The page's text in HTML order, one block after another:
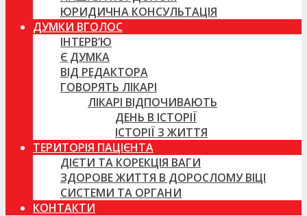
ЮРИДИЧНА КОНСУЛЬТАЦІЯ
ДУМКИ ВГОЛОС
ІНТЕРВ’Ю
Є ДУМКА
ВІД РЕДАКТОРА
ГОВОРЯТЬ ЛІКАРІ
ЛІКАРІ ВІДПОЧИВАЮТЬ
ДЕНЬ В ІСТОРІЇ
ІСТОРІЇ З ЖИТТЯ
ТЕРИТОРІЯ ПАЦІЄНТА
ДІЄТИ ТА КОРЕКЦІЯ ВАГИ
ЗДОРОВЕ ЖИТТЯ В ДОРОСЛОМУ ВІЦІ
СИСТЕМИ ТА ОРГАНИ
КОНТАКТИ